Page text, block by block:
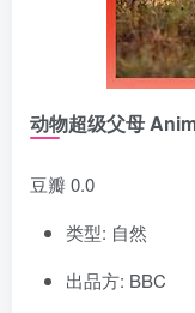
动物超级父母
豆瓣 0.0
类型: 自然
出品方: BBC